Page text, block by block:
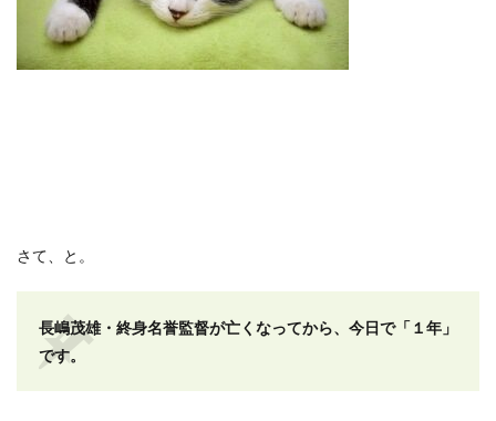
さて、と。
長嶋茂雄・終身名誉監督が亡くなってから、今日で「１年」
です。